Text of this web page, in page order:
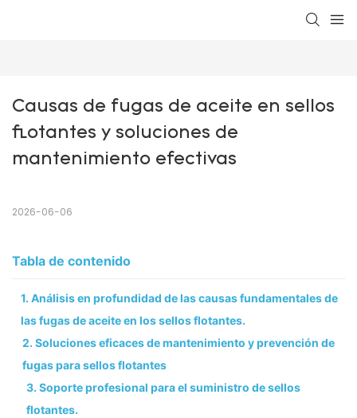
Causas de fugas de aceite en sellos
flotantes y soluciones de
mantenimiento efectivas
2026-06-06
Tabla de contenido
1. Análisis en profundidad de las causas fundamentales de
las fugas de aceite en los sellos flotantes.
2. Soluciones eficaces de mantenimiento y prevención de
fugas para sellos flotantes
3. Soporte profesional para el suministro de sellos
flotantes.